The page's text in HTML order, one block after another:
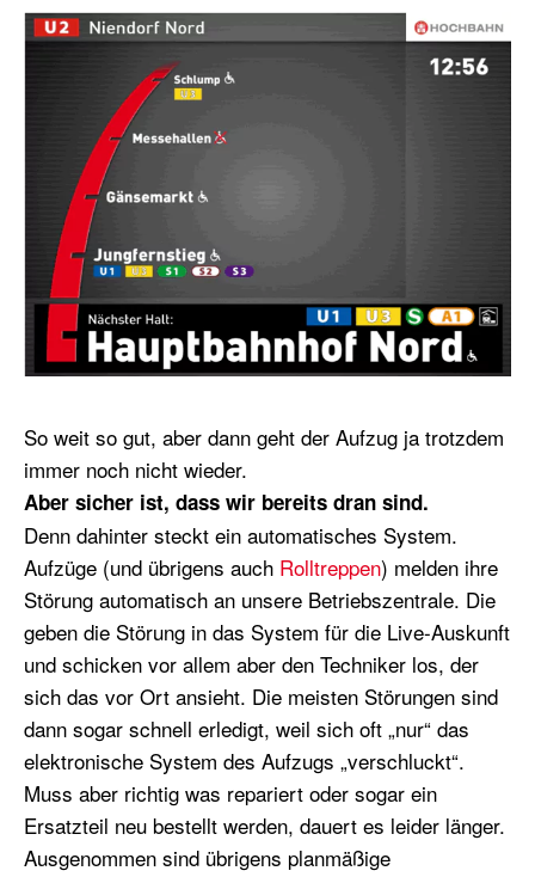
So weit so gut, aber dann geht der Aufzug ja trotzdem
immer noch nicht wieder.
Aber sicher ist, dass wir bereits dran sind.
Denn dahinter steckt ein automatisches System.
Aufzüge (und übrigens auch Rolltreppen) melden ihre
Störung automatisch an unsere Betriebszentrale. Die
geben die Störung in das System für die Live-Auskunft
und schicken vor allem aber den Techniker los, der
sich das vor Ort ansieht. Die meisten Störungen sind
dann sogar schnell erledigt, weil sich oft „nur“ das
elektronische System des Aufzugs „verschluckt“.
Muss aber richtig was repariert oder sogar ein
Ersatzteil neu bestellt werden, dauert es leider länger.
Ausgenommen sind übrigens planmäßige